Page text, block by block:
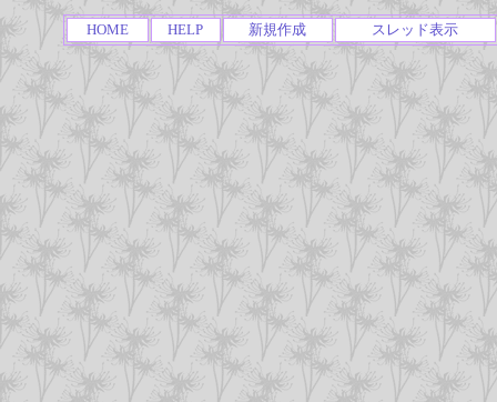
HOME HELP 新規作成 スレッド表示